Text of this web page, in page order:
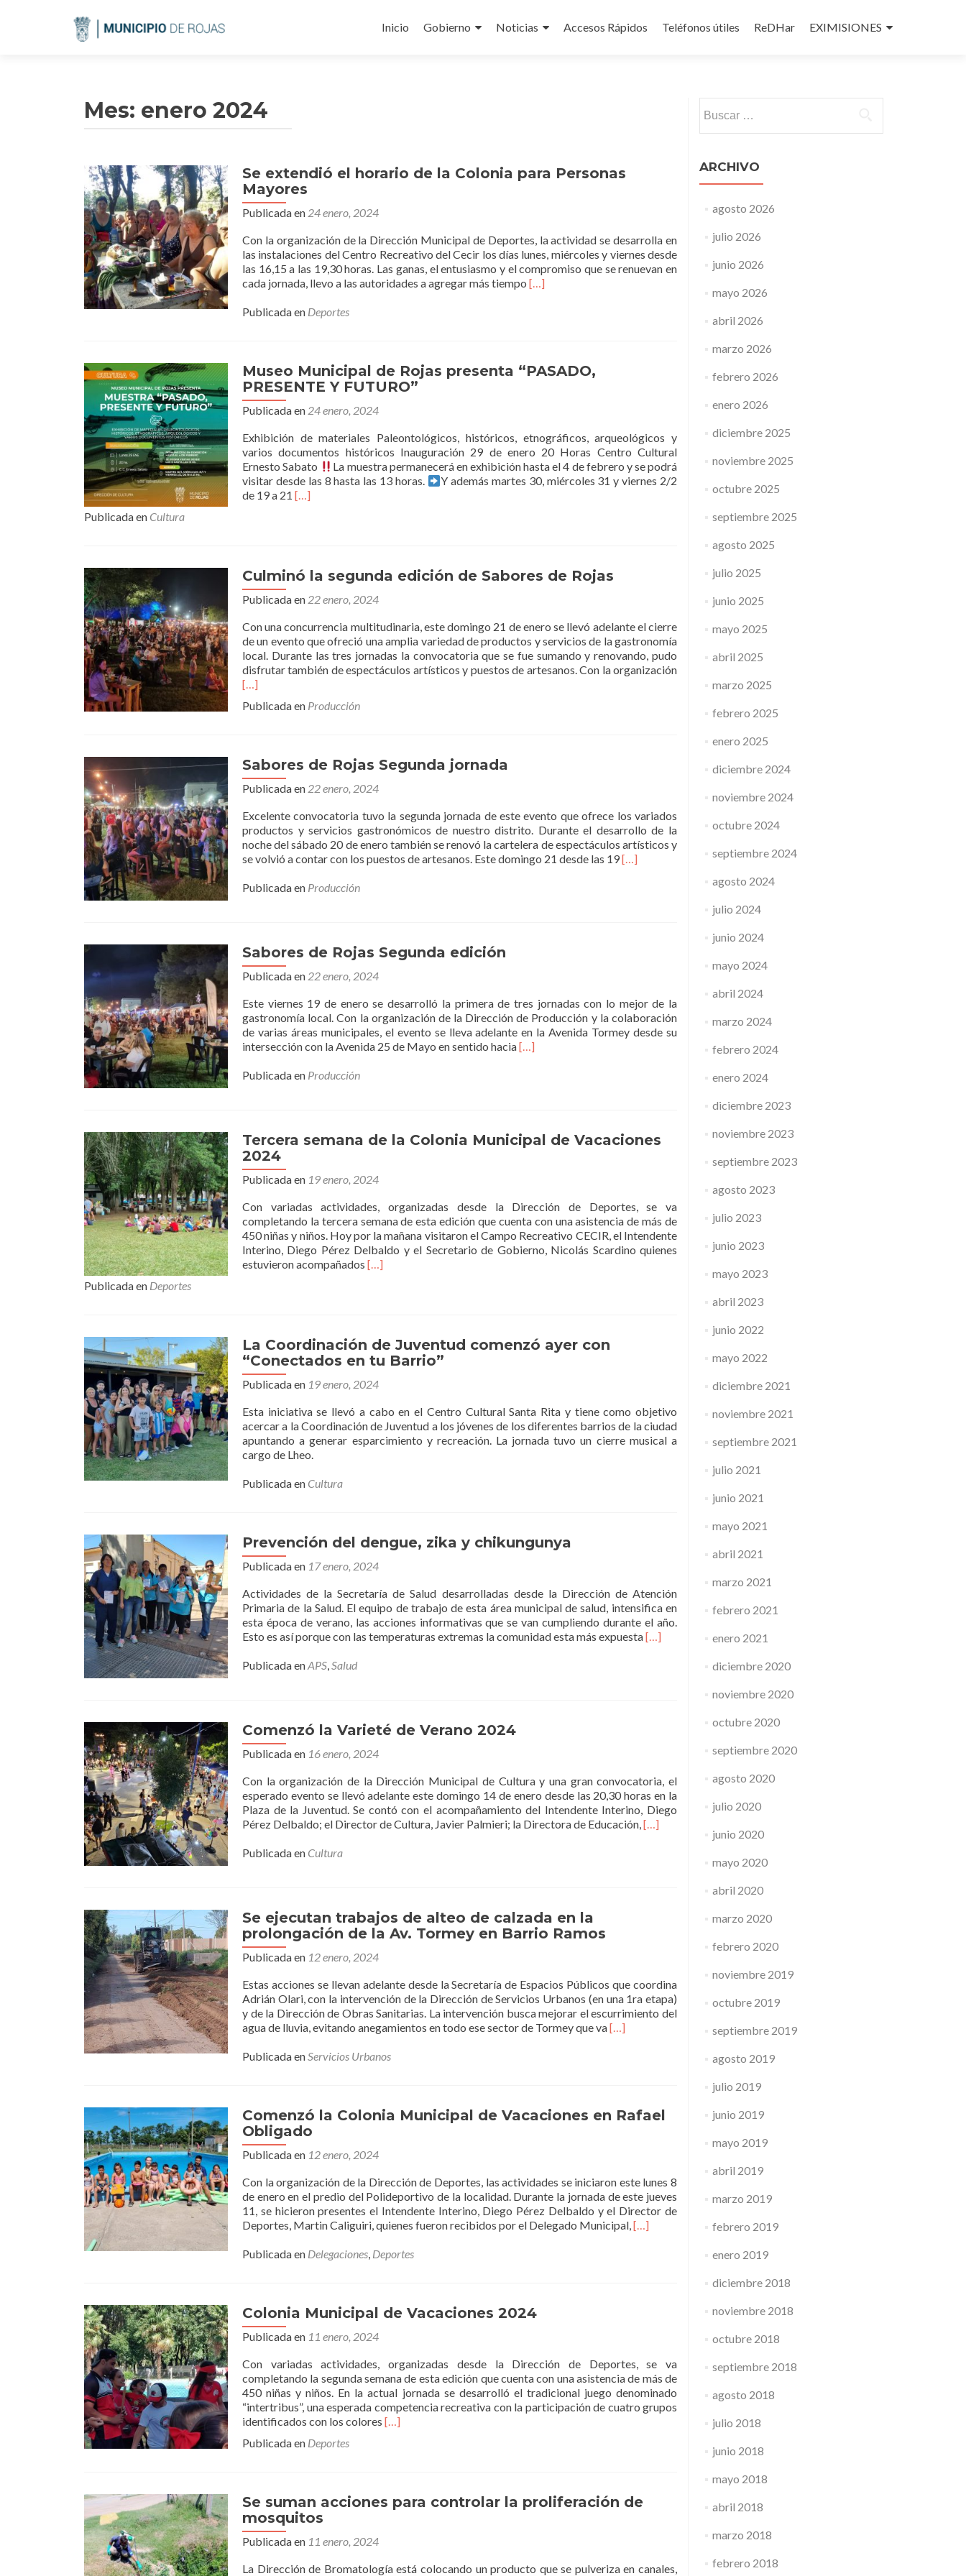
al
Inicio Gobierno Noticias Accesos Rápidos Teléfonos útiles ReDHar EXIMISIONES
Mes: enero 2024
Se extendió el horario de la Colonia para Personas
Mayores
Publicada en 24 enero, 2024
Con la organización de la Dirección Municipal de Deportes, la actividad se desarrolla en
las instalaciones del Centro Recreativo del Cecir los días lunes, miércoles y viernes desde
las 16,15 a las 19,30 horas. Las ganas, el entusiasmo y el compromiso que se renuevan en
cada jornada, llevo a las autoridades a agregar más tiempo Leer
la
[…]
Publicada en Deportes
Museo Municipal de Rojas presenta “PASADO,
PRESENTE Y FUTURO”
Publicada en 24 enero, 2024
Exhibición de materiales Paleontológicos, históricos, etnográficos, arqueológicos y
varios documentos históricos Inauguración 29 de enero 20 Horas Centro Cultural
Ernesto Sabato
La muestra permanecerá en exhibición hasta el 4 de febrero y se podrá
visitar desde las 8 hasta las 13 horas.
Y además martes 30, miércoles 31 y viernes 2/2
de 19 a 21 Leer
presenta
“PASADO,
PRESENTE
FUTURO”
[…]
Publicada en Cultura
Culminó la segunda edición de Sabores de Rojas
Publicada en 22 enero, 2024
Con una concurrencia multitudinaria, este domingo 21 de enero se llevó adelante el cierre
de un evento que ofreció una amplia variedad de productos y servicios de la gastronomía
local. Durante las tres jornadas la convocatoria que se fue sumando y renovando, pudo
disfrutar también de espectáculos artísticos y puestos de artesanos. Con la organizaciónLeer
másCulminó
segunda
[…]
Publicada en Producción
Sabores de Rojas Segunda jornada
Publicada en 22 enero, 2024
Excelente convocatoria tuvo la segunda jornada de este evento que ofrece los variados
productos y servicios gastronómicos de nuestro distrito. Durante el desarrollo de la
noche del sábado 20 de enero también se renovó la cartelera de espectáculos artísticos y
se volvió a contar con los puestos de artesanos. Este domingo 21 desde las 19Leer
[…]
Publicada en Producción
Sabores de Rojas Segunda edición
Publicada en 22 enero, 2024
Este viernes 19 de enero se desarrolló la primera de tres jornadas con lo mejor de la
gastronomía local. Con la organización de la Dirección de Producción y la colaboración
de varias áreas municipales, el evento se lleva adelante en la Avenida Tormey desde su
intersección con la Avenida 25 de Mayo en sentido haciaLeer
[…]
Publicada en Producción
Tercera semana de la Colonia Municipal de Vacaciones
2024
Publicada en 19 enero, 2024
Con variadas actividades, organizadas desde la Dirección de Deportes, se va
completando la tercera semana de esta edición que cuenta con una asistencia de más de
450 niñas y niños. Hoy por la mañana visitaron el Campo Recreativo CECIR, el Intendente
Interino, Diego Pérez Delbaldo y el Secretario de Gobierno, Nicolás Scardino quienes
estuvieron acompañados Leer
Municipal
de
Vacaciones
2024
[…]
Publicada en Deportes
La Coordinación de Juventud comenzó ayer con
“Conectados en tu Barrio”
Publicada en 19 enero, 2024
Esta iniciativa se llevó a cabo en el Centro Cultural Santa Rita y tiene como objetivo
acercar a la Coordinación de Juventud a los jóvenes de los diferentes barrios de la ciudad
apuntando a generar esparcimiento y recreación. La jornada tuvo un cierre musical a
cargo de Lheo.
Publicada en Cultura
Prevención del dengue, zika y chikungunya
Publicada en 17 enero, 2024
Actividades de la Secretaría de Salud desarrolladas desde la Dirección de Atención
Primaria de la Salud. El equipo de trabajo de esta área municipal de salud, intensifica en
esta época de verano, las acciones informativas que se van cumpliendo durante el año.
Esto es así porque con las temperaturas extremas la comunidad esta más expuestaLeer
[…]
Publicada enAPS,Salud
Comenzó la Varieté de Verano 2024
Publicada en 16 enero, 2024
Con la organización de la Dirección Municipal de Cultura y una gran convocatoria, el
esperado evento se llevó adelante este domingo 14 de enero desde las 20,30 horas en la
Plaza de la Juventud. Se contó con el acompañamiento del Intendente Interino, Diego
Pérez Delbaldo; el Director de Cultura, Javier Palmieri; la Directora de Educación,Leer
[…]
Publicada en Cultura
Se ejecutan trabajos de alteo de calzada en la
prolongación de la Av. Tormey en Barrio Ramos
Publicada en 12 enero, 2024
Estas acciones se llevan adelante desde la Secretaría de Espacios Públicos que coordina
Adrián Olari, con la intervención de la Dirección de Servicios Urbanos (en una 1ra etapa)
y de la Dirección de Obras Sanitarias. La intervención busca mejorar el escurrimiento del
agua de lluvia, evitando anegamientos en todo ese sector de Tormey que vaLeer
de
de
la
Av.
Tormey
[…]
Publicada enServicios Urbanos
Comenzó la Colonia Municipal de Vacaciones en Rafael
Obligado
Publicada en 12 enero, 2024
Con la organización de la Dirección de Deportes, las actividades se iniciaron este lunes 8
de enero en el predio del Polideportivo de la localidad. Durante la jornada de este jueves
11, se hicieron presentes el Intendente Interino, Diego Pérez Delbaldo y el Director de
Deportes, Martin Caliguiri, quienes fueron recibidos por el Delegado Municipal,Leer
[…]
Publicada en Delegaciones, Deportes
Colonia Municipal de Vacaciones 2024
Publicada en 11 enero, 2024
Con variadas actividades, organizadas desde la Dirección de Deportes, se va
completando la segunda semana de esta edición que cuenta con una asistencia de más de
450 niñas y niños. En la actual jornada se desarrolló el tradicional juego denominado
“intertribus”, una esperada competencia recreativa con la participación de cuatro grupos
identificados con los colores Leer
[…]
Publicada en Deportes
Se suman acciones para controlar la proliferación de
mosquitos
Publicada en 11 enero, 2024
La Dirección de Bromatología está colocando un producto que se pulveriza en canales,
Navegación
de
entradas
ARCHIVO
agosto 2026
julio 2026
junio 2026
mayo 2026
abril 2026
marzo 2026
febrero 2026
enero 2026
diciembre 2025
noviembre 2025
octubre 2025
septiembre 2025
agosto 2025
julio 2025
junio 2025
mayo 2025
abril 2025
marzo 2025
febrero 2025
enero 2025
diciembre 2024
noviembre 2024
octubre 2024
septiembre 2024
agosto 2024
julio 2024
junio 2024
mayo 2024
abril 2024
marzo 2024
febrero 2024
enero 2024
diciembre 2023
noviembre 2023
septiembre 2023
agosto 2023
julio 2023
junio 2023
mayo 2023
abril 2023
junio 2022
mayo 2022
diciembre 2021
noviembre 2021
septiembre 2021
julio 2021
junio 2021
mayo 2021
abril 2021
marzo 2021
febrero 2021
enero 2021
diciembre 2020
noviembre 2020
octubre 2020
septiembre 2020
agosto 2020
julio 2020
junio 2020
mayo 2020
abril 2020
marzo 2020
febrero 2020
noviembre 2019
octubre 2019
septiembre 2019
agosto 2019
julio 2019
junio 2019
mayo 2019
abril 2019
marzo 2019
febrero 2019
enero 2019
diciembre 2018
noviembre 2018
octubre 2018
septiembre 2018
agosto 2018
julio 2018
junio 2018
mayo 2018
abril 2018
marzo 2018
febrero 2018